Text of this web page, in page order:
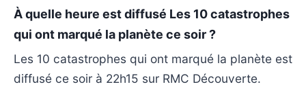
À quelle heure est diffusé Les 10 catastrophes
qui ont marqué la planète ce soir ?
Les 10 catastrophes qui ont marqué la planète est
diffusé ce soir à 22h15 sur RMC Découverte.